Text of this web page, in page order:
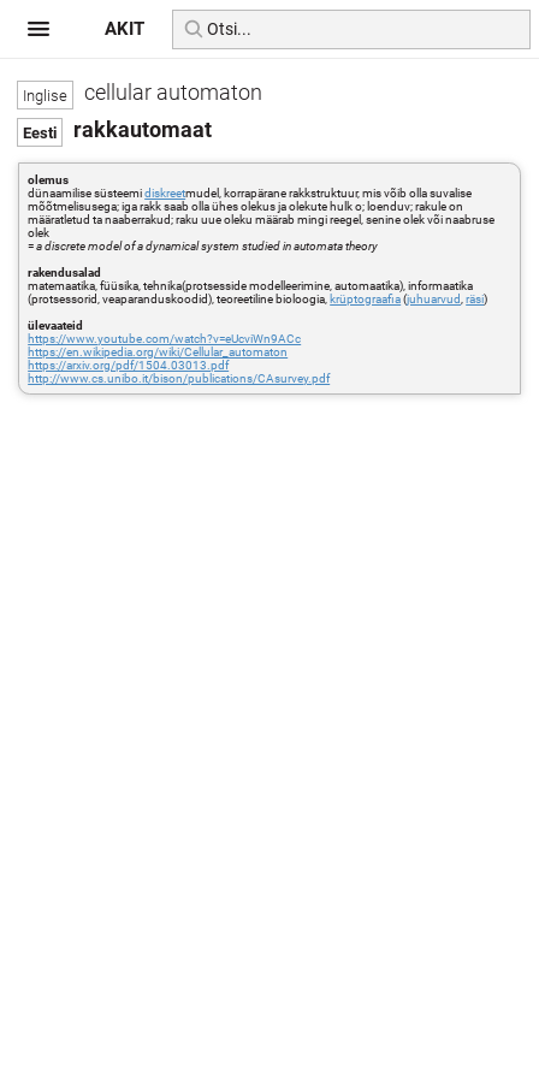
cellular automaton
rakkautomaat
olemus
dünaamilise süsteemidiskreetmudel, korrapärane rakkstruktuur, mis võib olla suvalise
mõõtmelisusega; iga rakk saab olla ühes olekus ja olekute hulk o; loenduv; rakule on
määratletud ta naaberrakud; raku uue oleku määrab mingi reegel, senine olek või naabruse
olek
=a discrete model of a dynamical system studied in automata theory
rakendusalad
matemaatika, füüsika, tehnika(protsesside modelleerimine, automaatika), informaatika
(protsessorid, veaparanduskoodid), teoreetiline bioloogia, krüptograafia(juhuarvud ,räsi)
ülevaateid
https://www.youtube.com/watch?v=eUcviWn9ACc
https://en.wikipedia.org/wiki/Cellular_automaton
https://arxiv.org/pdf/1504.03013.pdf
http://www.cs.unibo.it/bison/publications/CAsurvey.pdf
AKIT